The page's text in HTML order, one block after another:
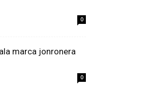
0
marca jonronera
0